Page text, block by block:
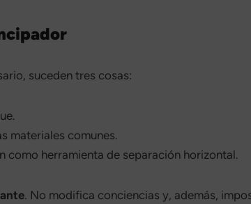
suceden tres cosas:
materiales comunes.
como herramienta de separación horizontal.
. No modifica conciencias y, además,